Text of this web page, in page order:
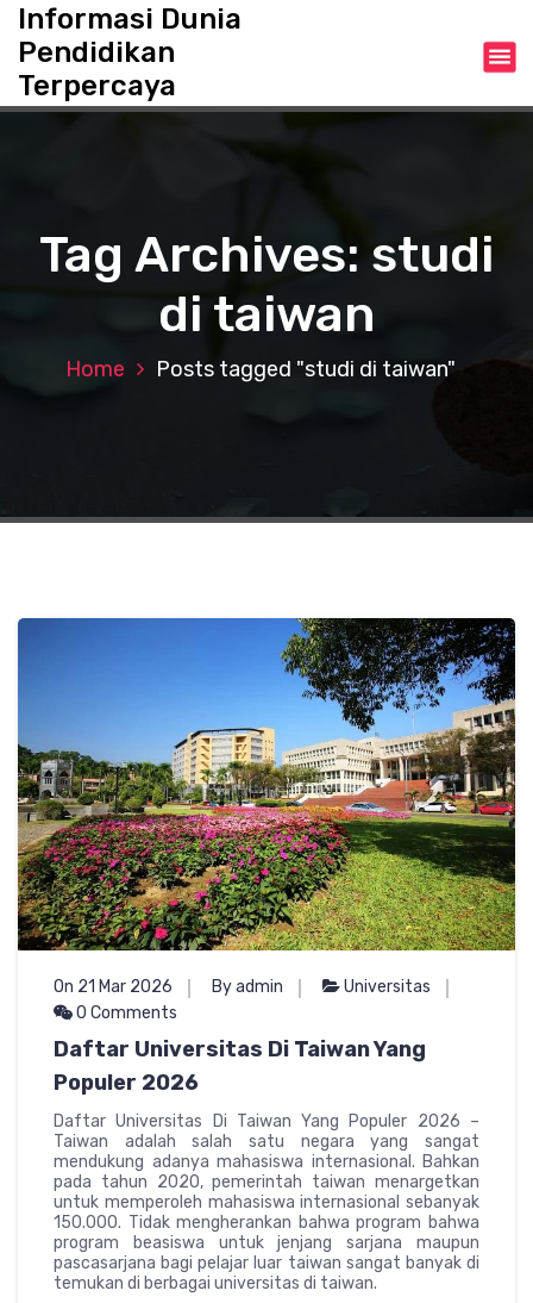
t
Informasi Dunia
Pendidikan
Terpercaya
Tag Archives: studi
di taiwan
Home Posts tagged "studi di taiwan"
On 21 Mar 2026 By admin
Universitas
0 Comments
Daftar Universitas Di Taiwan Yang
Populer 2026
Daftar Universitas Di Taiwan Yang Populer 2026 –
Taiwan adalah salah satu negara yang sangat
mendukung adanya mahasiswa internasional. Bahkan
pada tahun 2020, pemerintah taiwan menargetkan
untuk memperoleh mahasiswa internasional sebanyak
150.000. Tidak mengherankan bahwa program bahwa
program beasiswa untuk jenjang sarjana maupun
pascasarjana bagi pelajar luar taiwan sangat banyak di
temukan di berbagai universitas di taiwan.